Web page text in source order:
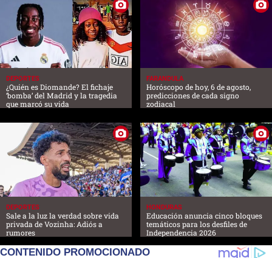
DEPORTES
¿Quién es Diomande? El fichaje
‘bomba’ del Madrid y la tragedia
que marcó su vida
FARANDULA
Horóscopo de hoy, 6 de agosto,
predicciones de cada signo
zodiacal
DEPORTES
Sale a la luz la verdad sobre vida
privada de Vozinha: Adiós a
rumores
HONDURAS
Educación anuncia cinco bloques
temáticos para los desfiles de
Independencia 2026
CONTENIDO PROMOCIONADO